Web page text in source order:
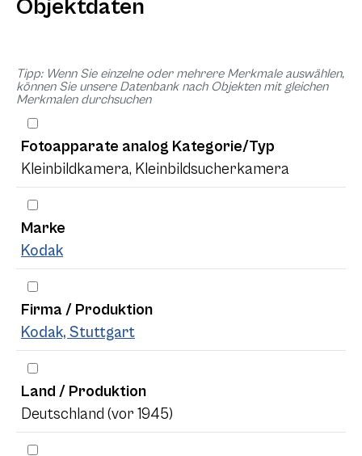
Objektdaten
Tipp: Wenn Sie einzelne oder mehrere Merkmale auswählen,
können Sie unsere Datenbank nach Objekten mit gleichen
Merkmalen durchsuchen
Fotoapparate analog Kategorie/Typ
Kleinbildkamera, Kleinbildsucherkamera
Marke
Kodak
Firma / Produktion
Kodak, Stuttgart
Land / Produktion
Deutschland (vor 1945)